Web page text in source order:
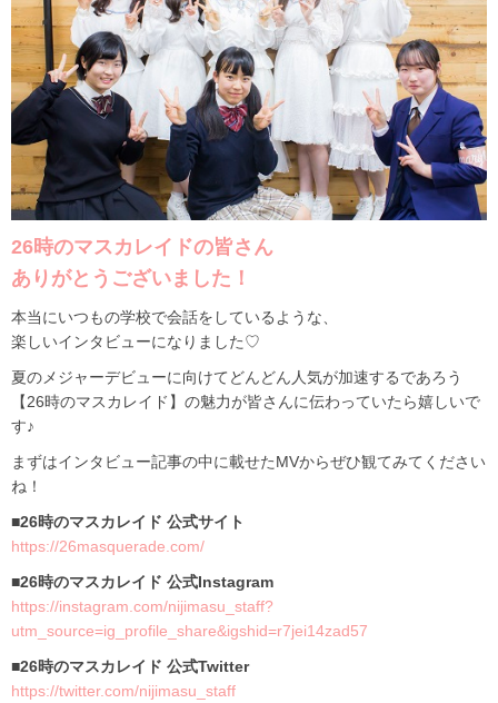
26時のマスカレイドの皆さん
ありがとうございました！
本当にいつもの学校で会話をしているような、
楽しいインタビューになりました♡
夏のメジャーデビューに向けてどんどん人気が加速するであろう
【26時のマスカレイド】の魅力が皆さんに伝わっていたら嬉しいで
す♪
まずはインタビュー記事の中に載せたMVからぜひ観てみてください
ね！
■26時のマスカレイド 公式サイト
https://26masquerade.com/
■26時のマスカレイド 公式Instagram
https://instagram.com/nijimasu_staff?
utm_source=ig_profile_share&igshid=r7jei14zad57
■26時のマスカレイド 公式Twitter
https://twitter.com/nijimasu_staff